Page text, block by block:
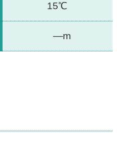
15℃
—m